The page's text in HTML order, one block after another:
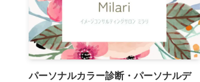
パーソナルカラー診断・パーソナルデ